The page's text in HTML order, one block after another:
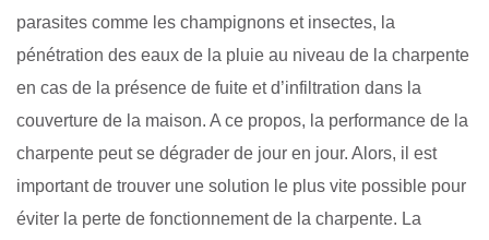
parasites comme les champignons et insectes, la
pénétration des eaux de la pluie au niveau de la charpente
en cas de la présence de fuite et d’infiltration dans la
couverture de la maison. A ce propos, la performance de la
charpente peut se dégrader de jour en jour. Alors, il est
important de trouver une solution le plus vite possible pour
éviter la perte de fonctionnement de la charpente. La